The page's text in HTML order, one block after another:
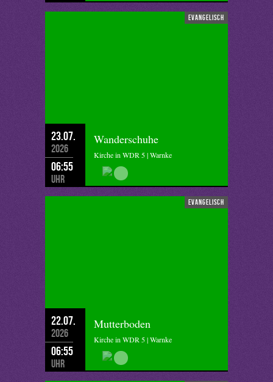
evangelisch
23.07.
2026
06:55
Uhr
Wanderschuhe
Kirche in WDR 5 | Warnke
evangelisch
22.07.
2026
06:55
Uhr
Mutterboden
Kirche in WDR 5 | Warnke